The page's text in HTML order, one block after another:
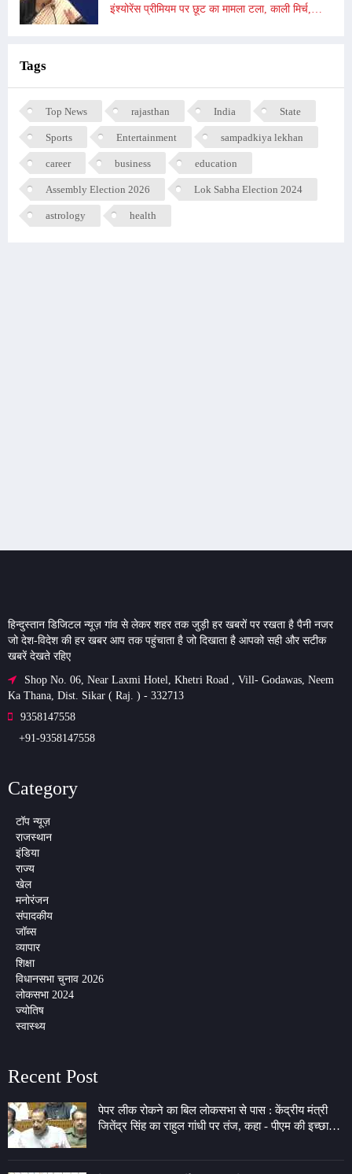
इंश्योरेंस प्रीमियम पर छूट का मामला टला, काली मिर्च,
Tags
Top News rajasthan India State
Sports Entertainment sampadkiya lekhan
career business education
Assembly Election 2026 Lok Sabha Election 2024
astrology health
हिन्दुस्तान डिजिटल न्यूज़ गांव से लेकर शहर तक जुड़ी हर खबरों पर रखता है पैनी नजर
जो देश-विदेश की हर खबर आप तक पहुंचाता है जो दिखाता है आपको सही और सटीक
खबरें देखते रहिए
Shop No. 06, Near Laxmi Hotel, Khetri Road , Vill- Godawas, Neem
Ka Thana, Dist. Sikar ( Raj. ) - 332713
9358147558
+91-9358147558
Category
टॉप न्यूज़
राजस्थान
इंडिया
राज्य
खेल
मनोरंजन
संपादकीय
जॉब्स
व्यापार
शिक्षा
विधानसभा चुनाव 2026
लोकसभा 2024
ज्योतिष
स्वास्थ्य
Recent Post
पेपर लीक रोकने का बिल लोकसभा से पास : केंद्रीय मंत्री
जितेंद्र सिंह का राहुल गांधी पर तंज, कहा - पीएम की इच्छा